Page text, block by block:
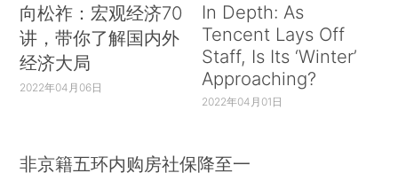
向松祚：宏观经济70
讲，带你了解国内外
经济大局
2022年04月06日
In Depth: As
Tencent Lays Off
Staff, Is Its ‘Winter’
Approaching?
2022年04月01日
非京籍五环内购房社保降至一